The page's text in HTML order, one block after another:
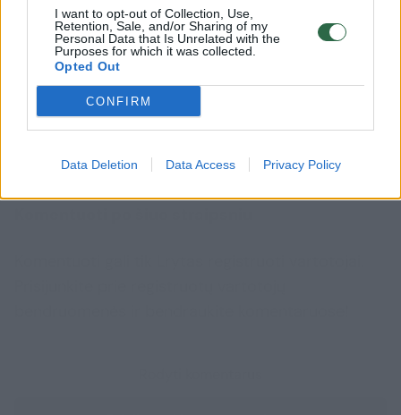
I want to opt-out of Collection, Use,
Retention, Sale, and/or Sharing of my
Personal Data that Is Unrelated with the
Purposes for which it was collected.
Opted Out
CONFIRM
Data Deletion Data Access Privacy Policy
įvairiomis formomis. Tačiau plaukuota
moteris, visa natūrali, jai yra labai stiprus
išsilaisvinimo simbolis.
Plaukai plaukuotumas kūnas Rodyti daugiau žymių